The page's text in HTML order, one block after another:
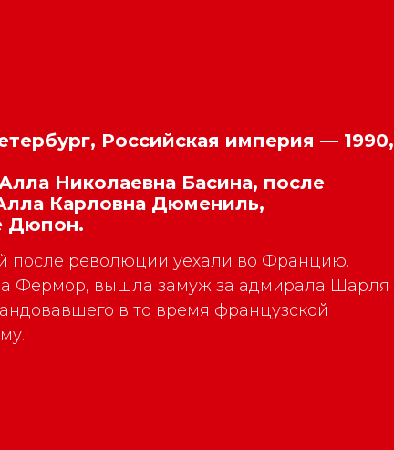
Российская империя — 1990,
Николаевна Басина, после
Карловна Дюмениль,
Дюпон.
после революции уехали во Францию.
Фермор, вышла замуж за адмирала Шарля
в то время французской